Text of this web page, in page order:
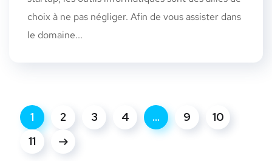
choix à ne pas négliger. Afin de vous assister dans
le domaine...
1 2 3 4 … 9
10
11